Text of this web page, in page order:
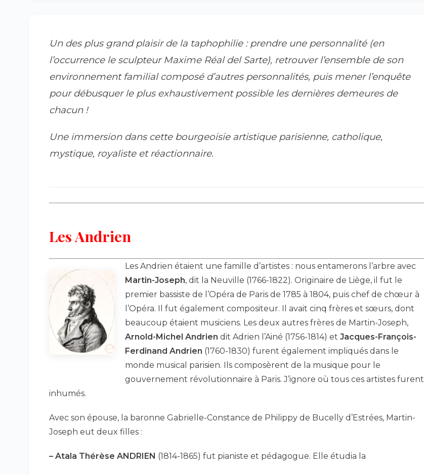
Un des plus grand plaisir de la taphophilie : prendre une personnalité (en
l’occurrence le sculpteur Maxime Réal del Sarte), retrouver l’ensemble de son
environnement familial composé d’autres personnalités, puis mener l’enquête
pour débusquer le plus exhaustivement possible les dernières demeures de
chacun !
Une immersion dans cette bourgeoisie artistique parisienne, catholique,
mystique, royaliste et réactionnaire.
Les Andrien
Les Andrien étaient une famille d’artistes : nous entamerons l’arbre avec
Martin-Joseph, dit la Neuville (1766-1822). Originaire de Liège, il fut le
premier bassiste de l’Opéra de Paris de 1785 à 1804, puis chef de chœur à
l’Opéra. Il fut également compositeur. Il avait cinq frères et sœurs, dont
beaucoup étaient musiciens. Les deux autres frères de Martin-Joseph,
Arnold-Michel Andrien dit Adrien l’Ainé (1756-1814) et Jacques-François-
Ferdinand Andrien (1760-1830) furent également impliqués dans le
monde musical parisien. Ils composèrent de la musique pour le
gouvernement révolutionnaire à Paris. J’ignore où tous ces artistes furent
inhumés.
Avec son épouse, la baronne Gabrielle-Constance de Philippy de Bucelly d’Estrées, Martin-
Joseph eut deux filles :
– Atala Thérèse ANDRIEN (1814-1865) fut pianiste et pédagogue. Elle étudia la